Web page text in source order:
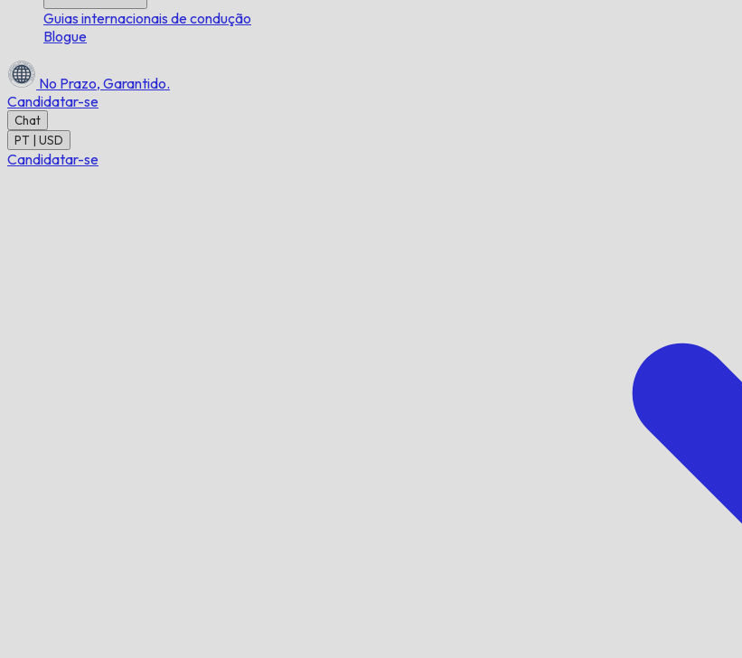
Guias internacionais de condução
Blogue
No Prazo, Garantido.
Candidatar-se
Chat
PT | USD
Candidatar-se